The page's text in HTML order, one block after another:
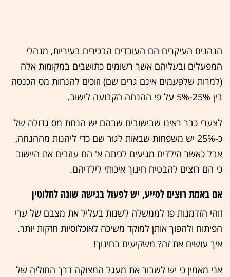
הנהנים העיקרים הם העובדים הבכירים בעיריות, מנהלי
המפעלים ובעליהם אשר רשומים כתושבים במקומות אלה
(למרות שלפעמים אינם גרים שם) וזוכים להנחות מס הכנסה
בין 25%-5% על פי ההנחה הקבועה לישוב.
לצערי כבר ראינו שבישובים שבהם יש הנחת מס גדולה של
כ-25% יש משפחות שבאות לגור שם כדי ליהנות מההנחה,
אבל כאשר הילדים מגיעים לכיתה א' הם עוזבים את היישוב
כי הם רוצים להבטיח חינוך איכותי לילדיהם.
אם באמת רוצים לסייע, יש לפעול בגישה שונה לחלוטין
זוהי הזדמנות פז לממשלה לשנות בעליל את מצבם של ערי
הפיתוח ולהפוך אותן למוקד משיכה לאוכלוסיות חזקות יותר.
איך עושים את זה? משקיעים בחינוך!
אני מאמין כי יש לשבור את מעגל המצוקה דרך החוליה של